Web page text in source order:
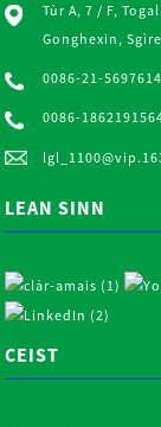
Tùr A, 7 / F,
Gonghexin,
0086-21-
0086-
LEAN SINN
CEIST